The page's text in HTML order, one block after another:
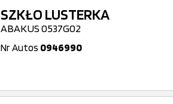
SZKŁO LUSTERKA
ABAKUS 0537G02
Nr Autos 0946990